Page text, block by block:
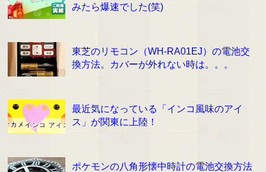
みたら爆速でした(笑)
東芝のリモコン（WH-RA01EJ）の電池交
換方法。カバーが外れない時は。。。
最近気になっている「インコ風味のアイ
ス」が関東に上陸！
ポケモンの八角形懐中時計の電池交換方法